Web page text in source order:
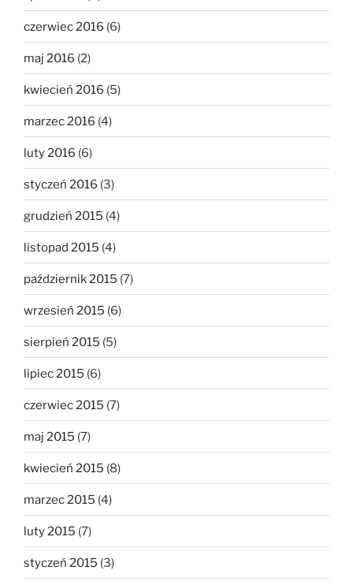
czerwiec 2016 (6)
maj 2016 (2)
kwiecień 2016 (5)
marzec 2016 (4)
luty 2016 (6)
styczeń 2016 (3)
grudzień 2015 (4)
listopad 2015 (4)
październik 2015 (7)
wrzesień 2015 (6)
sierpień 2015 (5)
lipiec 2015 (6)
czerwiec 2015 (7)
maj 2015 (7)
kwiecień 2015 (8)
marzec 2015 (4)
luty 2015 (7)
styczeń 2015 (3)